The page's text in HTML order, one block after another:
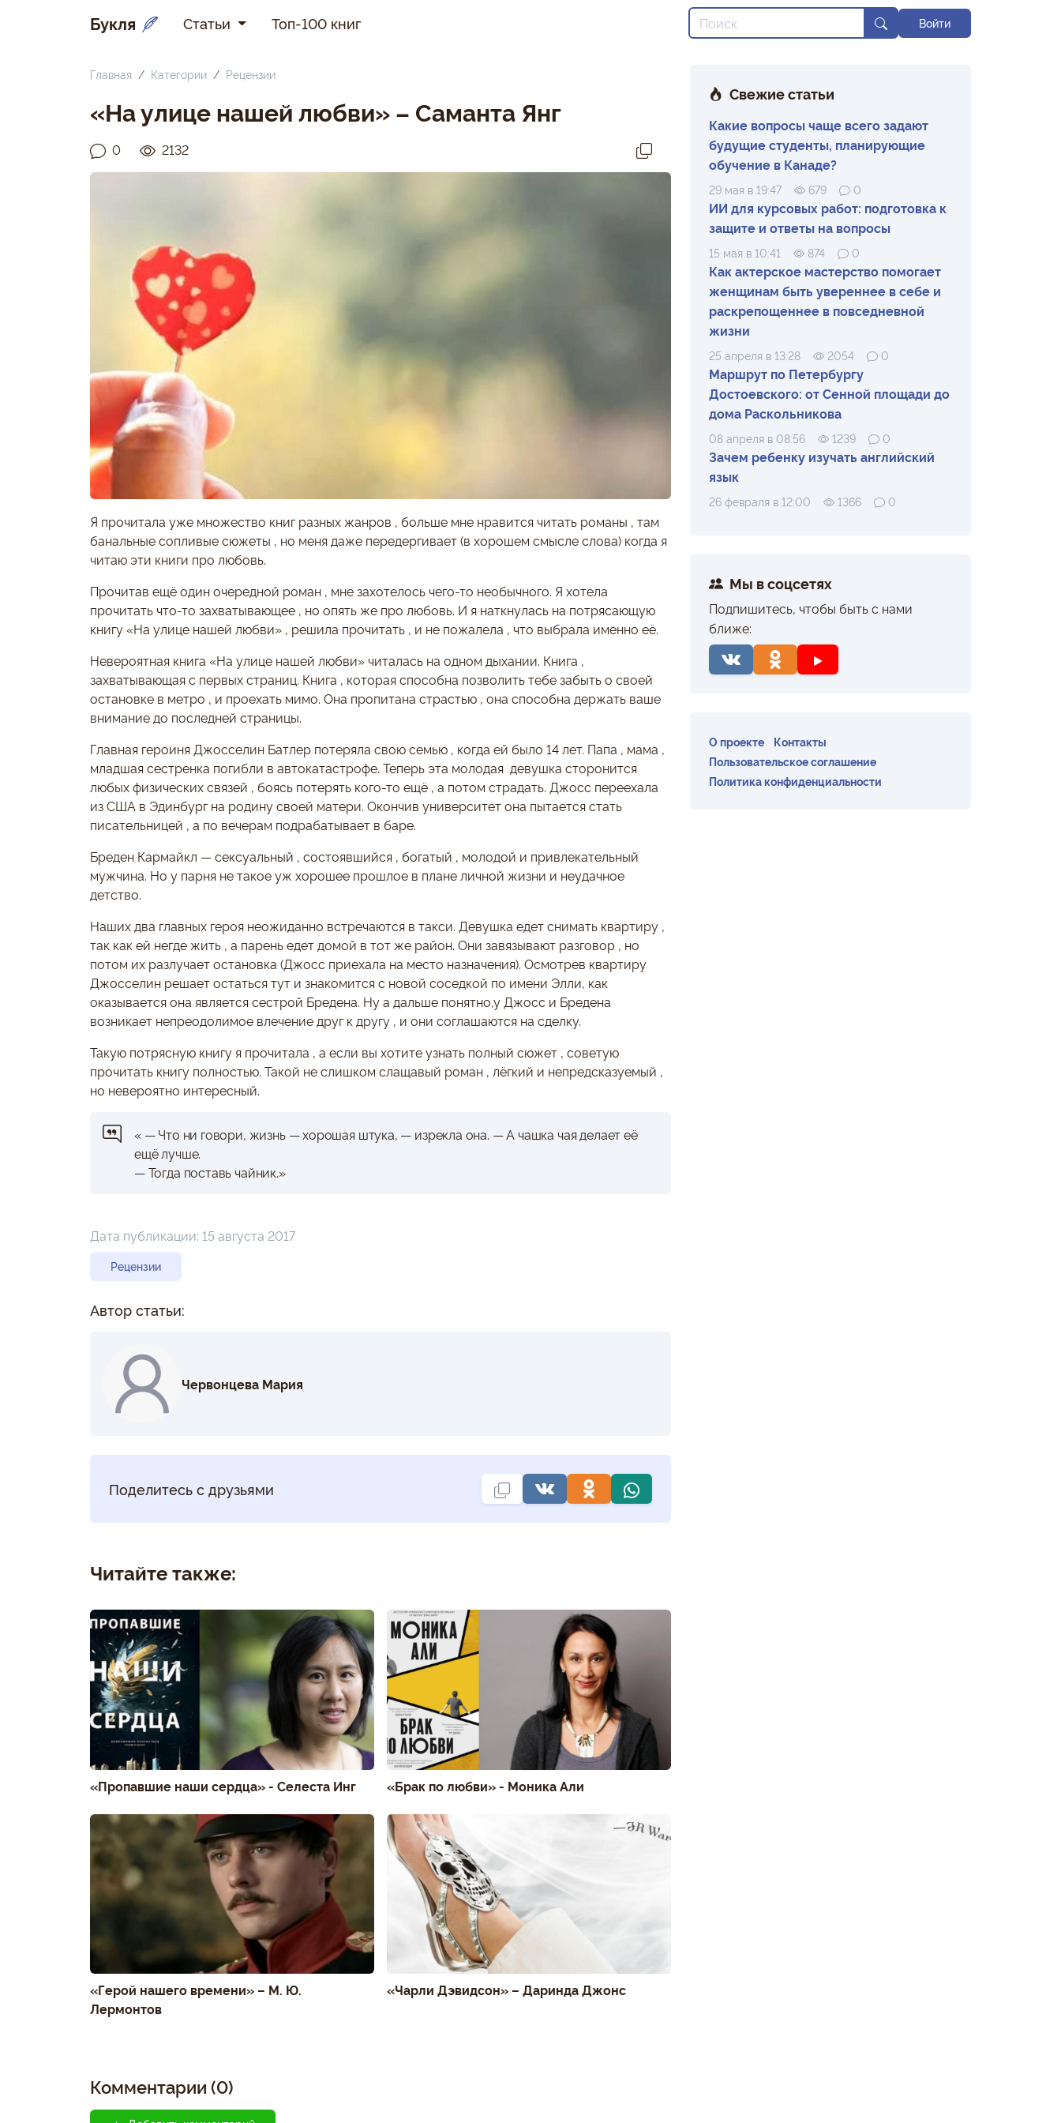
Букля Статьи Топ-100 книг Войти
Главная Категории Рецензии
«На улице нашей любви» – Саманта Янг
0 2132
Я прочитала уже множество книг разных жанров , больше мне нравится читать романы , там
банальные сопливые сюжеты , но меня даже передергивает (в хорошем смысле слова) когда я
читаю эти книги про любовь.
Прочитав ещё один очередной роман , мне захотелось чего-то необычного. Я хотела
прочитать что-то захватывающее , но опять же про любовь. И я наткнулась на потрясающую
книгу «На улице нашей любви» , решила прочитать , и не пожалела , что выбрала именно её.
Невероятная книга «На улице нашей любви» читалась на одном дыхании. Книга ,
захватывающая с первых страниц. Книга , которая способна позволить тебе забыть о своей
остановке в метро , и проехать мимо. Она пропитана страстью , она способна держать ваше
внимание до последней страницы.
Главная героиня Джосселин Батлер потеряла свою семью , когда ей было 14 лет. Папа , мама ,
младшая сестренка погибли в автокатастрофе. Теперь эта молодая девушка сторонится
любых физических связей , боясь потерять кого-то ещё , а потом страдать. Джосс переехала
из США в Эдинбург на родину своей матери. Окончив университет она пытается стать
писательницей , а по вечерам подрабатывает в баре.
Бреден Кармайкл — сексуальный , состоявшийся , богатый , молодой и привлекательный
мужчина. Но у парня не такое уж хорошее прошлое в плане личной жизни и неудачное
детство.
Наших два главных героя неожиданно встречаются в такси. Девушка едет снимать квартиру ,
так как ей негде жить , а парень едет домой в тот же район. Они завязывают разговор , но
потом их разлучает остановка (Джосс приехала на место назначения). Осмотрев квартиру
Джосселин решает остаться тут и знакомится с новой соседкой по имени Элли, как
оказывается она является сестрой Бредена. Ну а дальше понятно,у Джосс и Бредена
возникает непреодолимое влечение друг к другу , и они соглашаются на сделку.
Такую потрясную книгу я прочитала , а если вы хотите узнать полный сюжет , советую
прочитать книгу полностью. Такой не слишком слащавый роман , лёгкий и непредсказуемый ,
но невероятно интересный.
« — Что ни говори, жизнь — хорошая штука, — изрекла она. — А чашка чая делает её
ещё лучше.
— Тогда поставь чайник.»
Дата публикации: 15 августа 2017
Рецензии
Автор статьи:
Червонцева Мария
Поделитесь с друзьями
Читайте также:
«Пропавшие наши сердца» - Селеста Инг «Брак по любви» - Моника Али
«Герой нашего времени» – М. Ю.
Лермонтов
«Чарли Дэвидсон» – Даринда Джонс
Комментарии (0)
Свежие статьи
Какие вопросы чаще всего задают
будущие студенты, планирующие
обучение в Канаде?
29 мая в 19:47 679 0
ИИ для курсовых работ: подготовка к
защите и ответы на вопросы
15 мая в 10:41 874 0
Как актерское мастерство помогает
женщинам быть увереннее в себе и
раскрепощеннее в повседневной
жизни
25 апреля в 13:28 2054 0
Маршрут по Петербургу
Достоевского: от Сенной площади до
дома Раскольникова
08 апреля в 08:56 1239 0
Зачем ребенку изучать английский
язык
26 февраля в 12:00 1366 0
Мы в соцсетях
Подпишитесь, чтобы быть с нами
ближе:
О проекте
Контакты
Пользовательское соглашение
Политика конфиденциальности